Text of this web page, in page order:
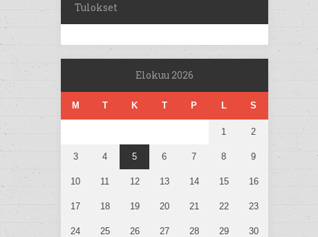
Tulokset
Elokuu 2026
M T K T P L S
1 2
3 4 5 6 7 8 9
10 11 12 13 14 15 16
17 18 19 20 21 22 23
24 25 26 27 28 29 30